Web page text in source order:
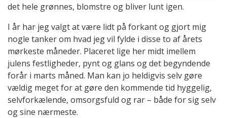
det hele grønnes, blomstre og bliver lunt igen.
I år har jeg valgt at være lidt på forkant og gjort mig
nogle tanker om hvad jeg vil fylde i disse to af årets
mørkeste måneder. Placeret lige her midt imellem
julens festligheder, pynt og glans og det begyndende
forår i marts måned. Man kan jo heldigvis selv gøre
vældig meget for at gøre den kommende tid hyggelig,
selvforkælende, omsorgsfuld og rar – både for sig selv
og sine nærmeste.